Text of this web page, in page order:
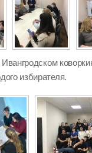
избирателя.